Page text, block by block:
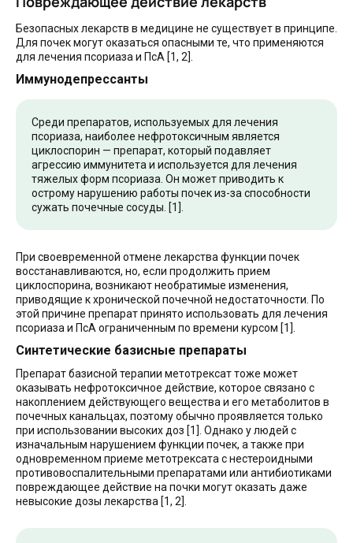
Безопасных лекарств в медицине не существует в принципе.
Для почек могут оказаться опасными те, что применяются
для лечения псориаза и ПсА [1, 2].
Иммунодепрессанты
Среди препаратов, используемых для лечения
псориаза, наиболее нефротоксичным является
циклоспорин — препарат, который подавляет
агрессию иммунитета и используется для лечения
тяжелых форм псориаза. Он может приводить к
острому нарушению работы почек из-за способности
сужать почечные сосуды. [1].
При своевременной отмене лекарства функции почек
восстанавливаются, но, если продолжить прием
циклоспорина, возникают необратимые изменения,
приводящие к хронической почечной недостаточности. По
этой причине препарат принято использовать для лечения
псориаза и ПсА ограниченным по времени курсом [1].
Синтетические базисные препараты
Препарат базисной терапии метотрексат тоже может
оказывать нефротоксичное действие, которое связано с
накоплением действующего вещества и его метаболитов в
почечных канальцах, поэтому обычно проявляется только
при использовании высоких доз [1]. Однако у людей с
изначальным нарушением функции почек, а также при
одновременном приеме метотрексата с нестероидными
противовоспалительными препаратами или антибиотиками
повреждающее действие на почки могут оказать даже
невысокие дозы лекарства [1, 2].